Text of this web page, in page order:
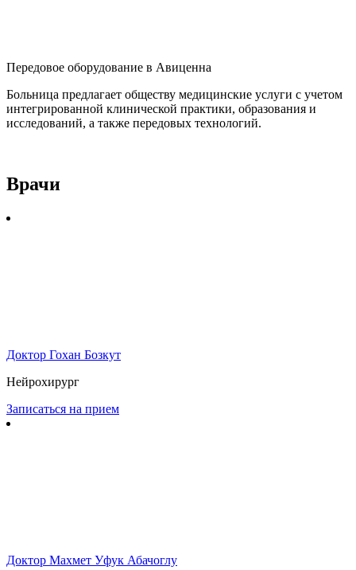
Передовое оборудование в Авиценна
Больница предлагает обществу медицинские услуги с учетом
интегрированной клинической практики, образования и
исследований, а также передовых технологий.
Врачи
Доктор Гохан Бозкут
Нейрохирург
Записаться на прием
Доктор Махмет Уфук Абачоглу